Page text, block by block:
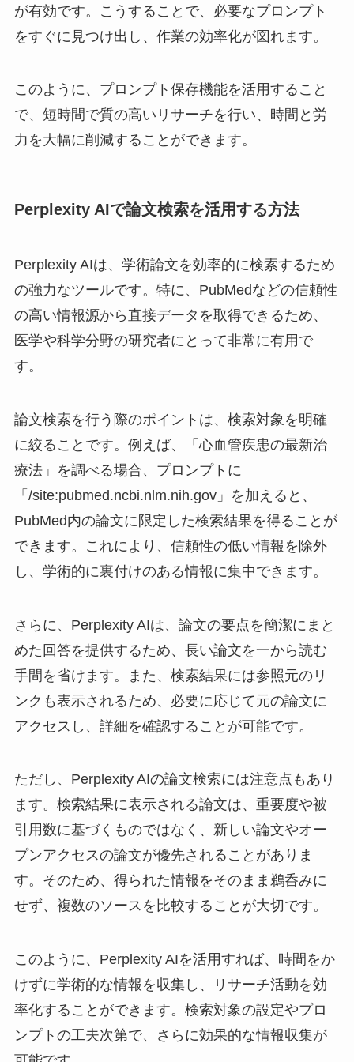
が有効です。こうすることで、必要なプロンプト
をすぐに見つけ出し、作業の効率化が図れます。
このように、プロンプト保存機能を活用すること
で、短時間で質の高いリサーチを行い、時間と労
力を大幅に削減することができます。
Perplexity AIで論文検索を活用する方法
Perplexity AIは、学術論文を効率的に検索するため
の強力なツールです。特に、PubMedなどの信頼性
の高い情報源から直接データを取得できるため、
医学や科学分野の研究者にとって非常に有用で
す。
論文検索を行う際のポイントは、検索対象を明確
に絞ることです。例えば、「心血管疾患の最新治
療法」を調べる場合、プロンプトに
「/site:pubmed.ncbi.nlm.nih.gov」を加えると、
PubMed内の論文に限定した検索結果を得ることが
できます。これにより、信頼性の低い情報を除外
し、学術的に裏付けのある情報に集中できます。
さらに、Perplexity AIは、論文の要点を簡潔にまと
めた回答を提供するため、長い論文を一から読む
手間を省けます。また、検索結果には参照元のリ
ンクも表示されるため、必要に応じて元の論文に
アクセスし、詳細を確認することが可能です。
ただし、Perplexity AIの論文検索には注意点もあり
ます。検索結果に表示される論文は、重要度や被
引用数に基づくものではなく、新しい論文やオー
プンアクセスの論文が優先されることがありま
す。そのため、得られた情報をそのまま鵜呑みに
せず、複数のソースを比較することが大切です。
このように、Perplexity AIを活用すれば、時間をか
けずに学術的な情報を収集し、リサーチ活動を効
率化することができます。検索対象の設定やプロ
ンプトの工夫次第で、さらに効果的な情報収集が